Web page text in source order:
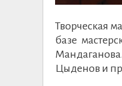
Творческая
базе
Цыденов и